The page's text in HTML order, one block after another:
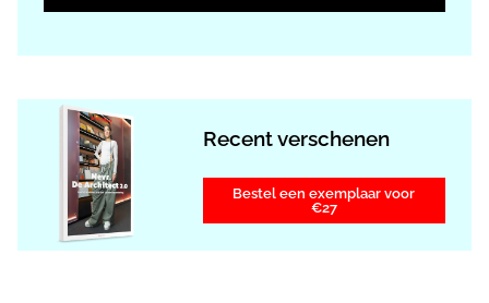
Recent verschenen
Bestel een exemplaar voor
€27